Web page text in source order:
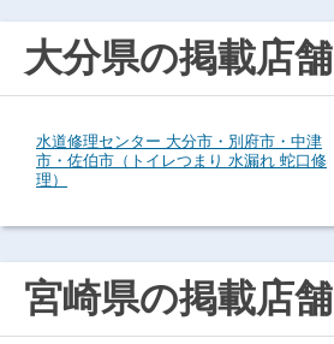
大分県の掲載店舗
水道修理センター 大分市・別府市・中津
市・佐伯市（トイレつまり 水漏れ 蛇口修
理）
宮崎県の掲載店舗